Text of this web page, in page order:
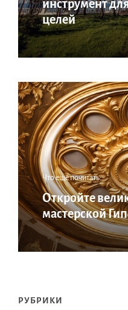
инструмент
целей
Что еще почитать:
Откройте
мастерской
РУБРИКИ